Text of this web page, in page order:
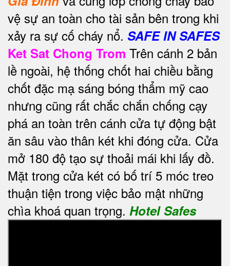
vệ sự an toàn cho tài sản bên trong khi
xảy ra sự cố cháy nổ. SAFE IN SAFES
Ket Sat Chong Trom Trên cánh 2 bản
lề ngoài, hệ thống chốt hai chiều bằng
chốt đặc mạ sáng bóng thẩm mỹ cao
nhưng cũng rất chắc chắn chống cạy
phá an toàn trên cánh cửa tự động bật
ăn sâu vào thân két khi đóng cửa. Cửa
mở 180 độ tạo sự thoải mái khi lấy đồ.
Mặt trong cửa két có bố trí 5 móc treo
thuận tiện trong việc bảo mật những
chìa khoá quan trọng. Hotel Safes